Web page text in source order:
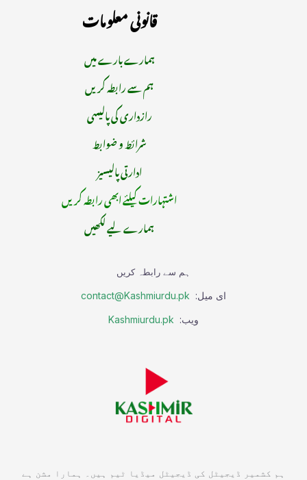
قانونی معلومات
ہمارے بارے میں
ہم سے رابطہ کریں
رازداری کی پالیسی
شرائط و ضوابط
ادارتی پالیسیز
اشتہارات کیلئے ابھی رابطہ کریں
ہمارے لیے لکھیں
ہم سے رابطہ کریں
ای میل: contact@Kashmiurdu.pk
ویب: Kashmiurdu.pk
ہم کشمیر ڈیجیٹل کی ڈیجیٹل میڈیا ٹیم ہیں۔ ہمارا مشن ہے